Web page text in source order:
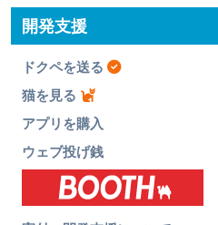
開発支援
ドクペを送る
猫を見る
アプリを購入
ウェブ投げ銭